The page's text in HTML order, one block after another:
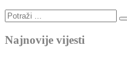
Najnovije vijesti